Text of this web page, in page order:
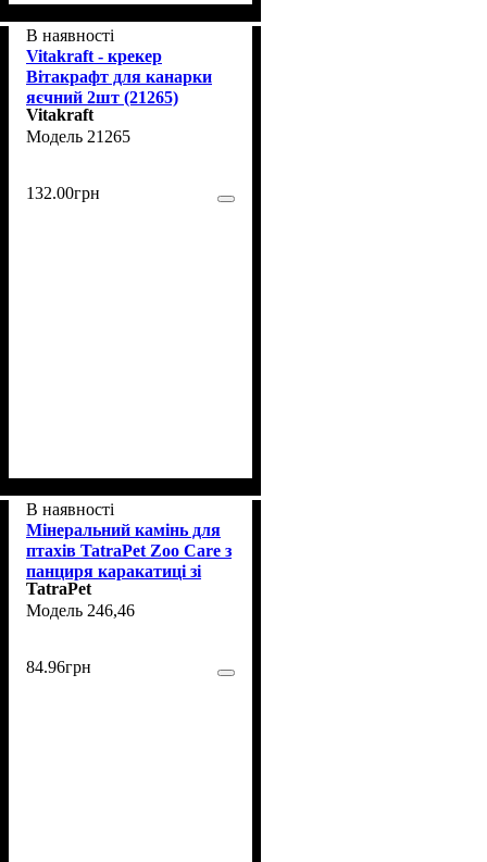
В наявності
Vitakraft - крекер
Вітакрафт для канарки
яєчний 2шт (21265)
Vitakraft
21265
132.00грн
В наявності
Мінеральний камінь для
птахів TatraPet Zoo Care з
панциря каракатиці зі
смаком полуниці (з
утримувачем), 8-10 см
TatraPet
246,46
84.96грн